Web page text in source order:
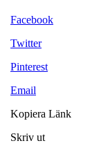
Facebook
Twitter
Pinterest
Email
Kopiera Länk
Skriv ut